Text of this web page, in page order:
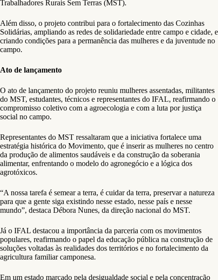
Trabalhadores Rurais Sem Terras (MST).
Além disso, o projeto contribui para o fortalecimento das Cozinhas
Solidárias, ampliando as redes de solidariedade entre campo e cidade, e
criando condições para a permanência das mulheres e da juventude no
campo.
Ato de lançamento
O ato de lançamento do projeto reuniu mulheres assentadas, militantes
do MST, estudantes, técnicos e representantes do IFAL, reafirmando o
compromisso coletivo com a agroecologia e com a luta por justiça
social no campo.
Representantes do MST ressaltaram que a iniciativa fortalece uma
estratégia histórica do Movimento, que é inserir as mulheres no centro
da produção de alimentos saudáveis e da construção da soberania
alimentar, enfrentando o modelo do agronegócio e a lógica dos
agrotóxicos.
“A nossa tarefa é semear a terra, é cuidar da terra, preservar a natureza
para que a gente siga existindo nesse estado, nesse país e nesse
mundo”, destaca Débora Nunes, da direção nacional do MST.
Já o IFAL destacou a importância da parceria com os movimentos
populares, reafirmando o papel da educação pública na construção de
soluções voltadas às realidades dos territórios e no fortalecimento da
agricultura familiar camponesa.
Em um estado marcado pela desigualdade social e pela concentração